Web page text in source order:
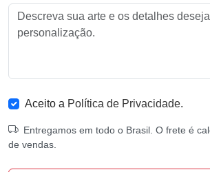
Aceito a Política de Privacidade.
Entregamos em todo o Brasil. O frete é
de vendas.